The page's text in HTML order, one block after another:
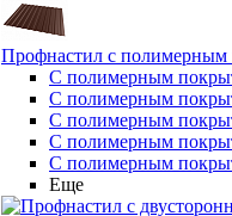
Профнастил с
С полимерным
С полимерным
С полимерным
С полимерным
С полимерным
Еще